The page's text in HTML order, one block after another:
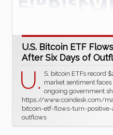
U.S. Bitcoin ETF
After Six Days of
U. S. bitcoin ETFs record
market sentiment
ongoing government
https://www.coindesk.com/
bitcoin-etf-flows-turn-
outflows